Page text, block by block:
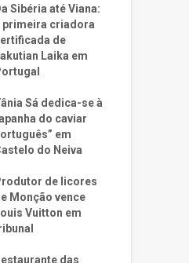
Sibéria até Viana:
primeira criadora
de
Laika em
Sá dedica-se à
do caviar
em
do Neiva
de licores
Monção vence
Vuitton em
das